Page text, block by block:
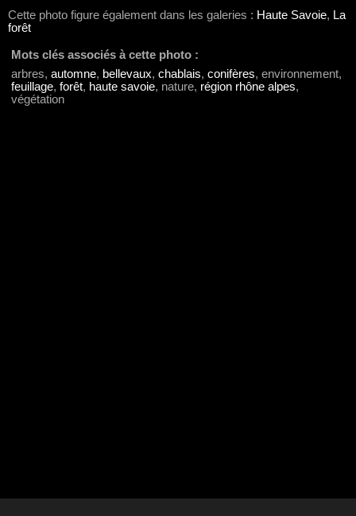
Cette photo figure également dans les galeries : Haute Savoie, La
forêt
Mots clés associés à cette photo :
arbres, automne, bellevaux, chablais, conifères, environnement,
feuillage, forêt, haute savoie, nature, région rhône alpes,
végétation